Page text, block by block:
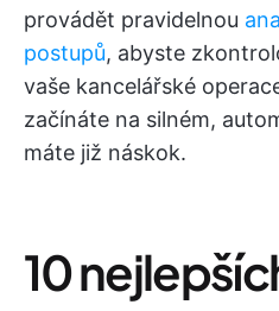
provádět pravidelnou
postupů, abyste
vaše kancelářské
začínáte na silném,
máte již náskok.
10